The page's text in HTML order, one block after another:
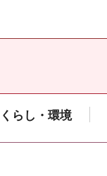
くらし・環境